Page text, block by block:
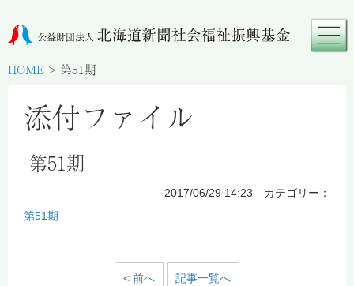
HOME > 第51期
添付ファイル
第51期
2017/06/29 14:23 カテゴリー：
第51期
< 前へ 記事一覧へ